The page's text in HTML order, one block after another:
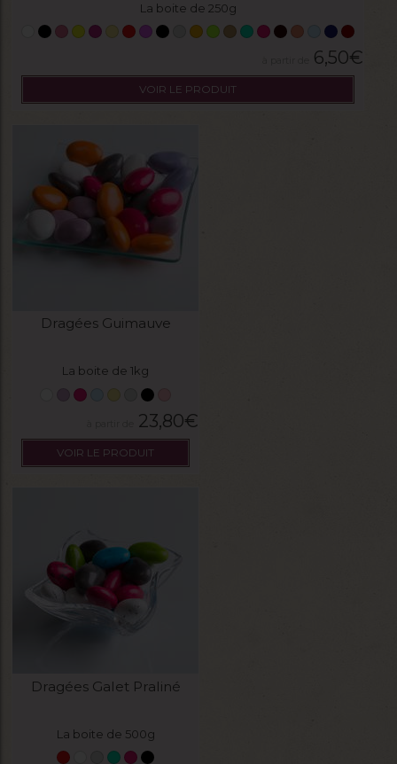
La boite de 250g
6,50€
VOIR LE PRODUIT
Dragées Guimauve
La boite de 1kg
23,80€
VOIR LE PRODUIT
Dragées Galet Praliné
La boite de 500g